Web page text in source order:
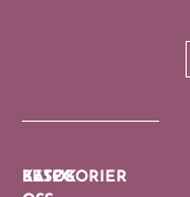
BESØK
KATEGORIER